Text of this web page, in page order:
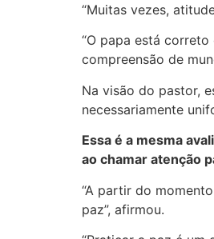
“Muitas vezes,
“O papa está
compreensão de
Na visão do pastor,
necessariamente
Essa é a mesma
ao chamar atenção
“A partir do
paz”, afirmou.